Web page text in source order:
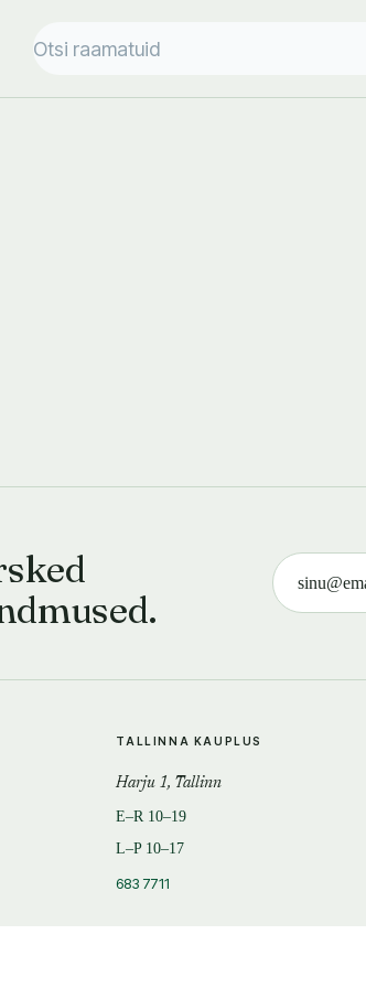
TALLINNA KAUPLUS
Harju 1, Tallinn
E–R 10–19
L–P 10–17
683 7711